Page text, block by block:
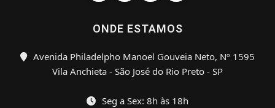
ONDE ESTAMOS
Avenida Philadelpho Manoel Gouveia Neto, Nº 1595
Vila Anchieta - São José do Rio Preto - SP
Seg a Sex: 8h às 18h